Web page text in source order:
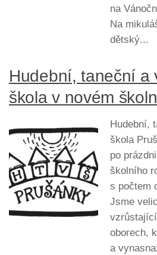
na
Na
dětský...
Hudební, taneční a
škola v novém
Hudební,
škola
po
školního
s počtem
Jsme
oborech,
a